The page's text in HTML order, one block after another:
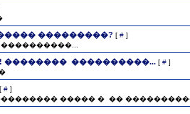
���������? [ # ]
����������... [ # ]
[ # ]
����� � ­ ��